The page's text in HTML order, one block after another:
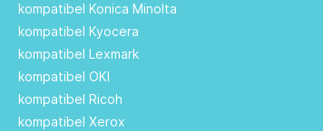
kompatibel Konica Minolta
kompatibel Kyocera
kompatibel Lexmark
kompatibel OKI
kompatibel Ricoh
kompatibel Xerox